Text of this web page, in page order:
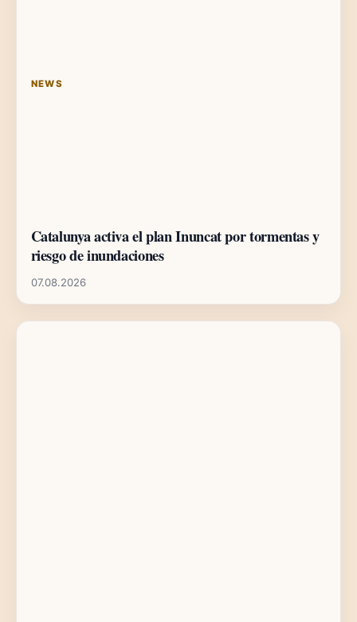
NEWS
Catalunya activa el plan Inuncat por tormentas y
riesgo de inundaciones
07.08.2026